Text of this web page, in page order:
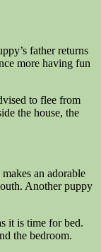
father returns
more having fun
to flee from
the house, the
an adorable
Another puppy
it is time for bed.
the bedroom.